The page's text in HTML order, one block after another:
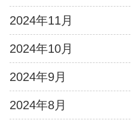
2024年11月
2024年10月
2024年9月
2024年8月